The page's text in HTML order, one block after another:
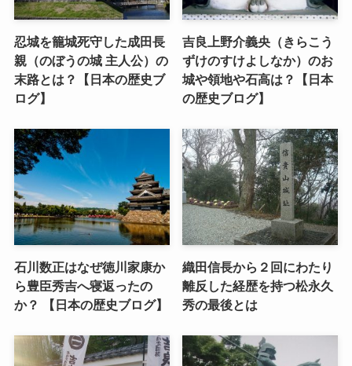
忍城を籠城死守した成田長
親（のぼうの城 主人公）の
末路とは？【日本の歴史ブ
ログ】
吉良上野介義央（きらこう
ずけのすけよしなか）のお
城や領地や石高は？【日本
の歴史ブログ】
石川数正はなぜ徳川家康か
ら豊臣秀吉へ寝返ったの
か？ 【日本の歴史ブログ】
織田信長から２回にわたり
離反した経歴を持つ松永久
秀の最後とは